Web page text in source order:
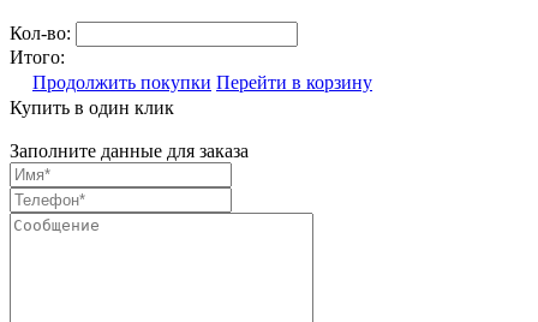
Кол-во:
Итого:
Продолжить покупки Перейти в корзину
Купить в один клик
Заполните данные для заказа